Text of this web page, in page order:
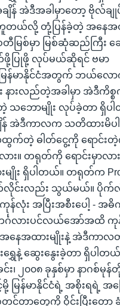
န် အဲဒီအခါမှာတော့ ဗိုလ်ချုပ်
ယ်လို့ တုံ့ပြန်ခဲ့တဲ့ အနေအထာ
တီမြစ်မှာ မြစ်ဆုံဆည်ကြီး ဆ
ပြုဖို့ လုပ်မယ်ဆိုရင် ဗမာ
မြန်မာနိုင်ငံအတွက် ဘယ်လေ
နားလည်တဲ့အခါမှာ အဲဒီကိစ္
းတဲ့ သဘောမျိုး လုပ်ခဲ့တာ ရှိပ
န် အဲဒီကာလက သတိထားမိပ
က်တဲ့ ဓါတ်ငွေ့ကို ရောင်းတဲ့ကိ
ား။ တရုတ်ကို ရောင်းမှာလာ
ျိုး ရှိပါတယ်။ တရုတ်က
လိုင်းလည်း သွယ်မယ်။ ပိုက်လို
န်လုံး အပြီးအစီးပေါ့ - အ
ဂလားပင်လယ်အော်အထိ ကု
ေအထားမျိုးနဲ့ အဲဒီကာလ
ရွှေနဲ့ ဆွေးနွေးခဲ့တာ ရှိပါတယ်
၊ ၂၀၀၈ ခုနှစ်မှာ နာဂစ်မုန်
ြန်မာနိုင်ငံရဲ့ အစိုးရရဲ့ အခ
င်တာတွေကို ဝိုင်းပြီးတော့